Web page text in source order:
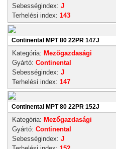
Sebességindex: J
Terhelési index: 143
Continental MPT 80 22PR 147J
Kategória: Mezőgazdasági
Gyártó: Continental
Sebességindex: J
Terhelési index: 147
Continental MPT 80 22PR 152J
Kategória: Mezőgazdasági
Gyártó: Continental
Sebességindex: J